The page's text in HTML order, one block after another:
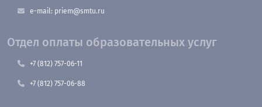
e-mail: priem@smtu.ru
Отдел оплаты образовательных услуг
+7 (812) 757-06-11
+7 (812) 757-06-88